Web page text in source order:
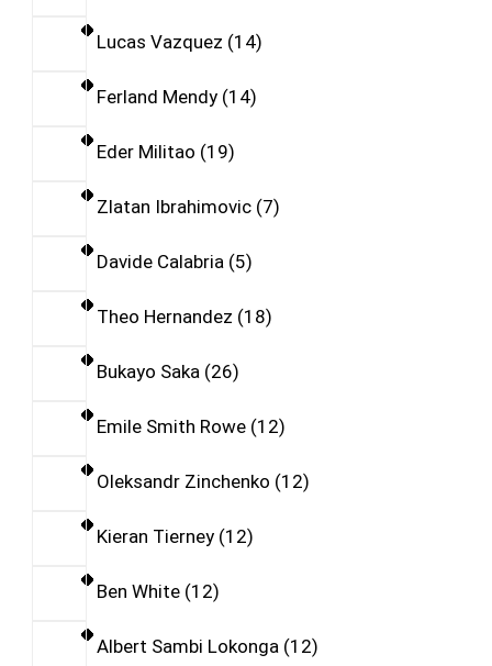
Lucas Vazquez 14
Ferland Mendy 14
Eder Militao 19
Zlatan Ibrahimovic 7
Davide Calabria 5
Theo Hernandez 18
Bukayo Saka 26
Emile Smith Rowe 12
Oleksandr Zinchenko 12
Kieran Tierney 12
Ben White 12
Albert Sambi Lokonga 12